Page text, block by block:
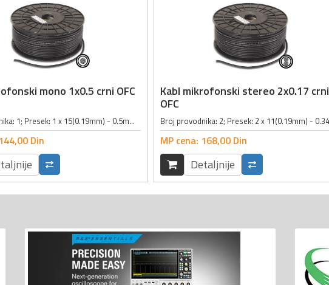
mono 1x0.5 crni OFC
Broj provodnika: 1; Presek: 1 x 15(0.19mm) - 0.5mm²; Unutrašnje opletanje provodnika: 0.12mm x 32; OFC(Oxygene Free Cable) kabl; Spoljni prečnik: 6mm; Boja: crna;
144,00 Din
Kabl mikrofonski stereo 2x0.17 crni
OFC
MP cena: 168,00 Din
Detaljnije